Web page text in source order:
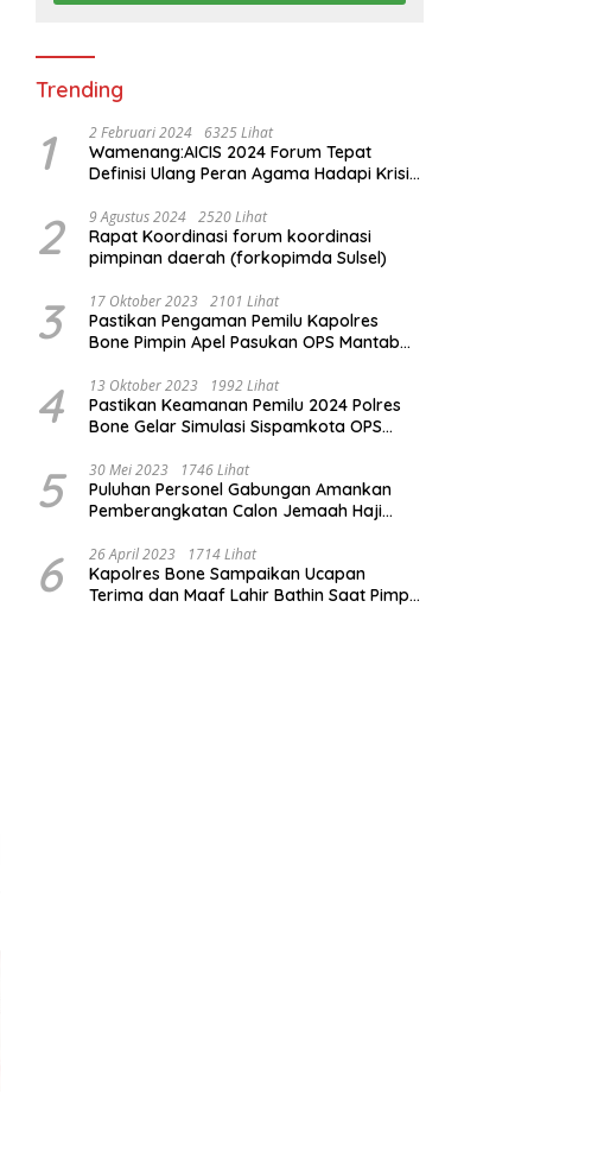
Trending
1 2 Februari 2024 6325 Lihat
Wamenang:AICIS 2024 Forum Tepat
Definisi Ulang Peran Agama Hadapi Krisis
2 9 Agustus 2024 2520 Lihat
Rapat Koordinasi forum koordinasi
pimpinan daerah (forkopimda Sulsel)
3 17 Oktober 2023 2101 Lihat
Pastikan Pengaman Pemilu Kapolres
Bone Pimpin Apel Pasukan OPS Mantab
4 13 Oktober 2023 1992 Lihat
Pastikan Keamanan Pemilu 2024 Polres
Bone Gelar Simulasi Sispamkota OPS
5 30 Mei 2023 1746 Lihat
Puluhan Personel Gabungan Amankan
Pemberangkatan Calon Jemaah Haji
6 26 April 2023 1714 Lihat
Kapolres Bone Sampaikan Ucapan
Terima dan Maaf Lahir Bathin Saat Pimpin